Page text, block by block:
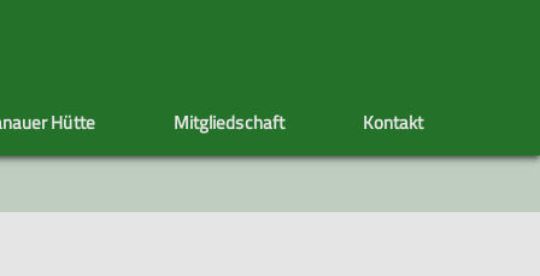
Artikel schreiben
Sektionstermine Ehrenamt
Klettersteig
Hütte Mitgliedschaft
Adressänderung Satzung
Kontakt